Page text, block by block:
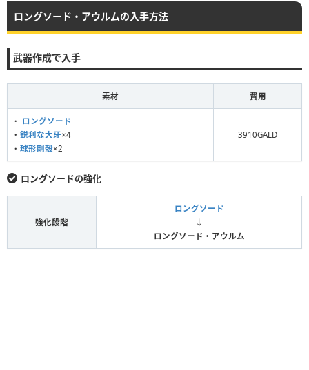
ロングソード・アウルムの入手方法
武器作成で入手
素材 費用
・ ロングソード
・ 鋭利な大牙×4
・ 球形剛殻×2
3910GALD
ロングソードの強化
強化段階
ロングソード
↓
ロングソード・アウルム